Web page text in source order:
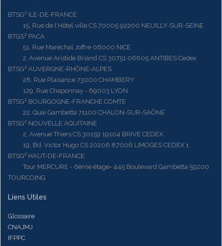
BTSG² ILE-DE-FRANCE
15, Rue de l'Hôtel ville CS 70005 92200 NEUILLY-SUR-SEINE
BTGS² PACA
51, Rue Maréchal Joffre 06000 NICE
2, Avenue Aristide Briand CS 30751 06605 ANTIBES Cedex
BTSG² AUVERGNE-RHÔNE-ALPES
28, Rue Plaisance 73000 CHAMBERY
129, Rue Chaponnay - 69003 LYON
BTSG² BOURGOGNE-FRANCHE COMTE
22, Quai Gambetta 71100 CHALON-SUR-SAÔNE
BTSG² NOUVELLE AQUITAINE
2, Avenue Thiers CS 30159 19104 BRIVE CEDEX
19, Bd. Victor Hugo CS 20206 87006 LIMOGES CEDEX 1
BTSG² HAUT-DE-FRANCE
Tour MERCURE - 6ème étage- 445 Boulevard Gambetta 59200
TOURCOING
Liens Utiles
Glossaire
CNAJMJ
IFPPC